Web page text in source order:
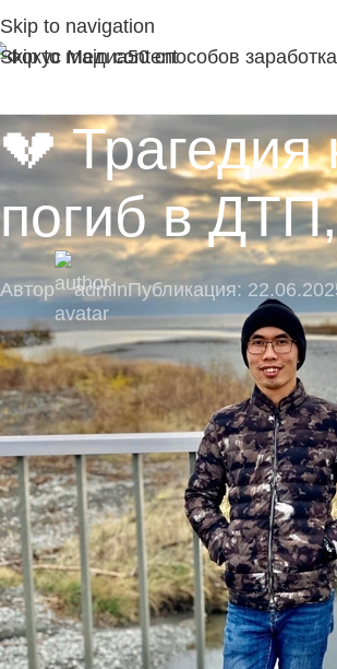
Skip to navigation
Skip to main content50 способов
💔 Трагедия
погиб в
Автор adminПубликация:
⚡ Будьте в числе первых
Подпишитесь на наш Telegram-
Известный бурятский КВНщик
столкнулся с лошадью на трассе
тяжелом состоянии.